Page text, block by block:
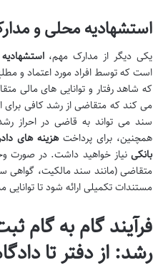
استشهادیه محلی و
یکی دیگر از مدارک مهم،
است که توسط افراد مورد اعتماد و
که شاهد رفتار و توانایی های مالی
می کند که متقاضی از رشد کافی برای
سند می تواند به قاضی در احراز
همچنین، برای پرداختهزینه های
بانکی نیاز خواهید داشت. در صورت
متقاضی (مانند سند مالکیت، گواهی
مستندات تکمیلی ارائه شود تا توانایی
فرآیند گام به گام
رشد: از دفتر تا